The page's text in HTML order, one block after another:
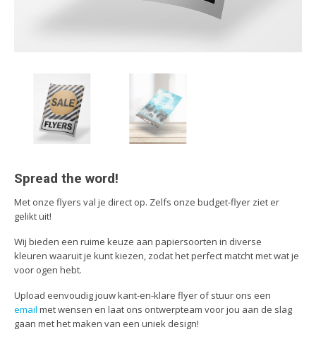
Hand-outs/Losbladig
Handleidingen
Kaarten
Kerstkaarten
Liturgieën
Menukaarten
Mondkapjes
Notitieblokken
Posters
Programmaboekjes
Spread the word!
Met onze flyers val je direct op. Zelfs onze budget-flyer ziet er
gelikt uit!
Wij bieden een ruime keuze aan papiersoorten in diverse
kleuren waaruit je kunt kiezen, zodat het perfect matcht met wat je
voor ogen hebt.
Upload eenvoudig jouw kant-en-klare flyer of stuur ons een
email met wensen en laat ons ontwerpteam voor jou aan de slag
gaan met het maken van een uniek design!